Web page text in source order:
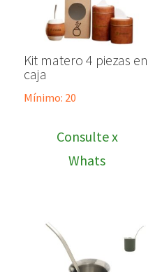
Kit matero 4 piezas en
caja
Mínimo: 20
Consulte x
Whats